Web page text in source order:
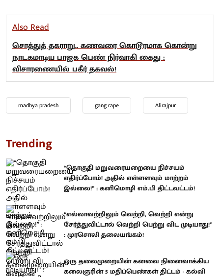
Also Read
சொத்துத் தகராறு.. கணவரை கொடூரமாக கொன்று
நாடகமாடிய பாஜக பெண் நிர்வாகி கைது :
விசாரணையில் பகீர் தகவல்!
madhya pradesh gang rape Alirajpur
Trending
“தொகுதி மறுவரையறையை நிச்சயம்
எதிர்ப்போம்! அதில் எள்ளளவும் மாற்றம்
இல்லை!” : கனிமொழி எம்.பி திட்டவட்டம்!
“எல்லாவற்றிலும் வெற்றி, வெற்றி என்று
சேர்த்துவிட்டால் வெற்றி பெற்று விட முடியாது!”
: முரசொலி தலையங்கம்!
ஒரு தலைமுறையின் கனவை நினைவாக்கிய
கலைஞரின் 5 மதிப்பெண்கள் திட்டம் - கல்வி